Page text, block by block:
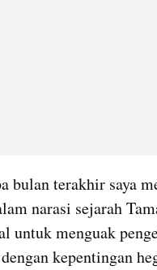
narasi sejarah
untuk menguak
kepentingan